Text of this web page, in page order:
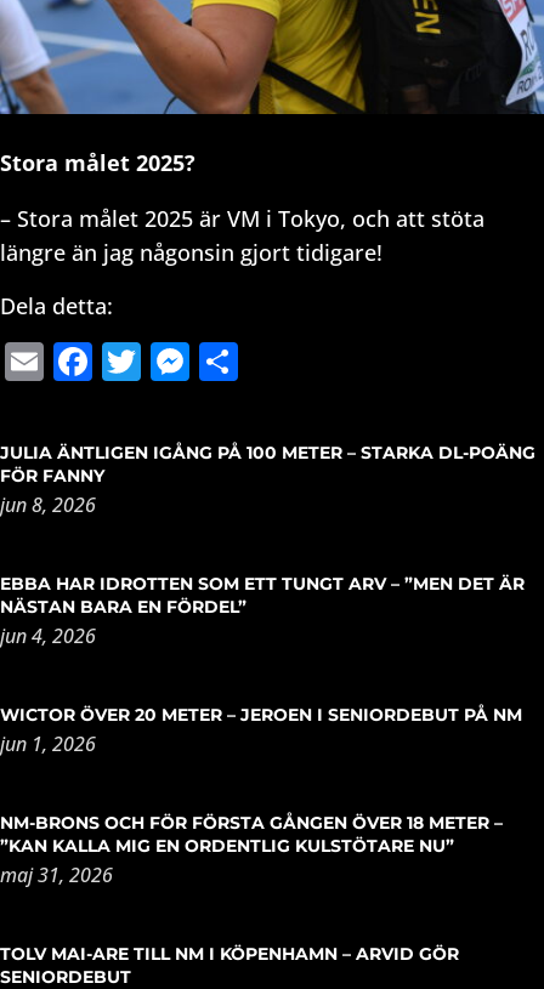
Stora målet 2025?
– Stora målet 2025 är VM i Tokyo, och att stöta
längre än jag någonsin gjort tidigare!
Dela detta:
EmailFacebook
TwitterMessenger
JULIA ÄNTLIGEN IGÅNG PÅ 100 METER – STARKA DL-POÄNG
FÖR FANNY
jun 8, 2026
EBBA HAR IDROTTEN SOM ETT TUNGT ARV – ”MEN DET ÄR
NÄSTAN BARA EN FÖRDEL”
jun 4, 2026
WICTOR ÖVER 20 METER – JEROEN I SENIORDEBUT PÅ NM
jun 1, 2026
NM-BRONS OCH FÖR FÖRSTA GÅNGEN ÖVER 18 METER –
”KAN KALLA MIG EN ORDENTLIG KULSTÖTARE NU”
maj 31, 2026
TOLV MAI-ARE TILL NM I KÖPENHAMN – ARVID GÖR
SENIORDEBUT